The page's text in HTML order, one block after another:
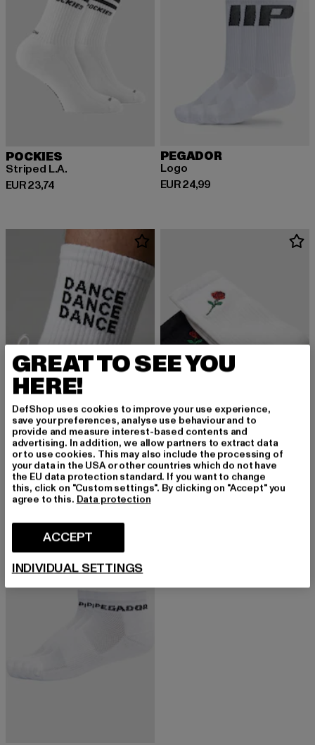
POCKIES
Striped L.A.
EUR 23,74
Huidige prijs: EUR 23,74
PEGADOR
Logo
EUR 24,99
Huidige prijs: EUR 24,99
VERTERE BERLIN
DANCE
EUR 14,99
Huidige prijs: EUR 14,99
VERTERE BERLIN
2-PACK
EUR 21,84
Huidige prijs: EUR 21,84
GREAT TO SEE YOU
HERE!
DefShop uses cookies to improve your use experience,
save your preferences, analyse use behaviour and to
provide and measure interest-based contents and
advertising. In addition, we allow partners to extract data
or to use cookies. This may also include the processing of
your data in the USA or other countries which do not have
the EU data protection standard. If you want to change
this, click on "Custom settings". By clicking on "Accept" you
agree to this. Data protection
ACCEPT
INDIVIDUAL SETTINGS